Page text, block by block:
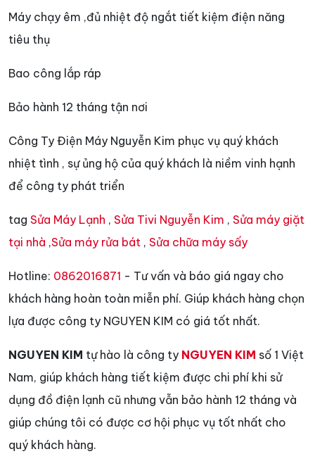
Máy chạy êm ,đủ nhiệt độ ngắt tiết kiệm điện năng
tiêu thụ
Bao công lắp ráp
Bảo hành 12 tháng tận nơi
Công Ty Điện Máy Nguyễn Kim phục vụ quý khách
nhiệt tình , sự ủng hộ của quý khách là niềm vinh hạnh
để công ty phát triển
tag Sửa Máy Lạnh , Sửa Tivi Nguyễn Kim , Sửa máy giặt
tại nhà ,Sửa máy rửa bát , Sửa chữa máy sấy
Hotline: 0862016871 - Tư vấn và báo giá ngay cho
khách hàng hoàn toàn miễn phí. Giúp khách hàng chọn
lựa được công ty NGUYEN KIM có giá tốt nhất.
NGUYEN KIM tự hào là công ty NGUYEN KIM số 1 Việt
Nam, giúp khách hàng tiết kiệm được chi phí khi sử
dụng đồ điện lạnh cũ nhưng vẫn bảo hành 12 tháng và
giúp chúng tôi có được cơ hội phục vụ tốt nhất cho
quý khách hàng.